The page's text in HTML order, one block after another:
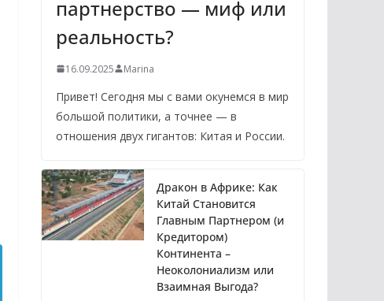
партнерство — миф или
реальность?
16.09.2025 Marina
Привет! Сегодня мы с вами окунемся в мир
большой политики, а точнее — в
отношения двух гигантов: Китая и России.
Дракон в Африке: Как
Китай Становится
Главным Партнером (и
Кредитором)
Континента –
Неоколониализм или
Взаимная Выгода?